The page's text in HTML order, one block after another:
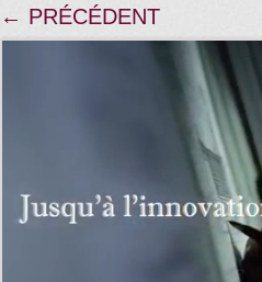
← PRÉCÉDENT